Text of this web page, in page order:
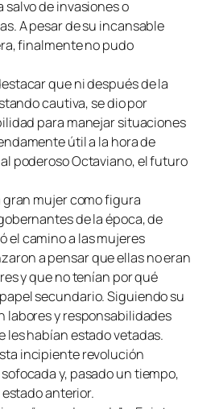
de invasiones o
A pesar de su incansable
finalmente no pudo
que ni después de la
cautiva, se dio por
para manejar situaciones
útil a la hora de
poderoso Octaviano, el futuro
gran mujer como figura
de la época, de
el camino a las mujeres
a pensar que ellas no eran
y que no tenían por qué
secundario. Siguiendo su
labores y responsabilidades
habían estado vetadas.
incipiente revolución
y, pasado un tiempo,
anterior.